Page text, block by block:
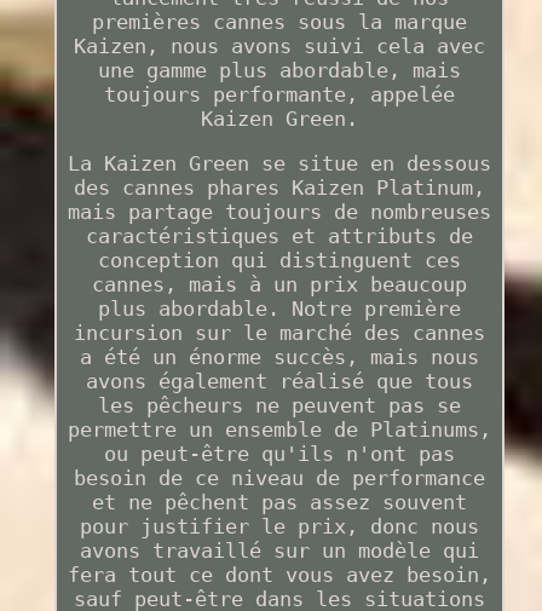
premières cannes sous la marque
Kaizen, nous avons suivi cela avec
une gamme plus abordable, mais
toujours performante, appelée
Kaizen Green.
La Kaizen Green se situe en dessous
des cannes phares Kaizen Platinum,
mais partage toujours de nombreuses
caractéristiques et attributs de
conception qui distinguent ces
cannes, mais à un prix beaucoup
plus abordable. Notre première
incursion sur le marché des cannes
a été un énorme succès, mais nous
avons également réalisé que tous
les pêcheurs ne peuvent pas se
permettre un ensemble de Platinums,
ou peut-être qu'ils n'ont pas
besoin de ce niveau de performance
et ne pêchent pas assez souvent
pour justifier le prix, donc nous
avons travaillé sur un modèle qui
fera tout ce dont vous avez besoin,
sauf peut-être dans les situations